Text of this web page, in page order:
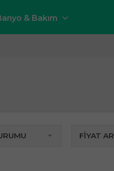
& Bakım
FİYAT